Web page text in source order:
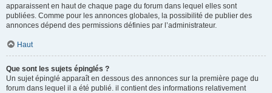
apparaissent en haut de chaque page du forum dans lequel elles sont
publiées. Comme pour les annonces globales, la possibilité de publier des
annonces dépend des permissions définies par l’administrateur.
Haut
Que sont les sujets épinglés ?
Un sujet épinglé apparaît en dessous des annonces sur la première page du
forum dans lequel il a été publié. il contient des informations relativement